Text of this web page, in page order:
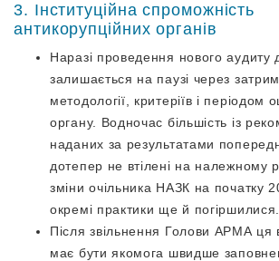
3. Інституційна спроможність
антикорупційних органів
Наразі проведення нового аудиту
залишається на паузі через
методології, критеріїв і періодом
органу. Водночас більшість із
наданих за результатами
дотепер не втілені на належному
зміни очільника НАЗК на початку
окремі практики ще й погіршилися.
Після звільнення Голови АРМА ця
має бути якомога швидше